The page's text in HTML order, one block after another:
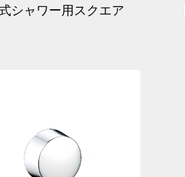
シャワー用スクエア